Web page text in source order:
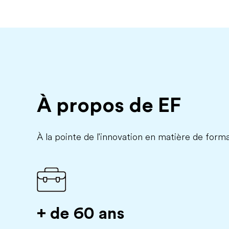
À propos de EF
À la pointe de l'innovation en matière de
+ de 60 ans